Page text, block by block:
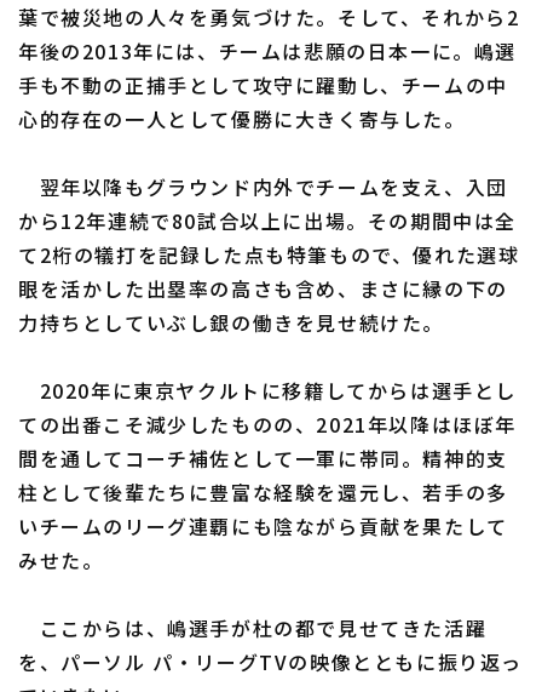
葉で被災地の人々を勇気づけた。そして、それから2
年後の2013年には、チームは悲願の日本一に。嶋選
手も不動の正捕手として攻守に躍動し、チームの中
心的存在の一人として優勝に大きく寄与した。
翌年以降もグラウンド内外でチームを支え、入団
から12年連続で80試合以上に出場。その期間中は全
て2桁の犠打を記録した点も特筆もので、優れた選球
眼を活かした出塁率の高さも含め、まさに縁の下の
力持ちとしていぶし銀の働きを見せ続けた。
2020年に東京ヤクルトに移籍してからは選手とし
ての出番こそ減少したものの、2021年以降はほぼ年
間を通してコーチ補佐として一軍に帯同。精神的支
柱として後輩たちに豊富な経験を還元し、若手の多
いチームのリーグ連覇にも陰ながら貢献を果たして
みせた。
ここからは、嶋選手が杜の都で見せてきた活躍
を、パーソル パ・リーグTVの映像とともに振り返っ